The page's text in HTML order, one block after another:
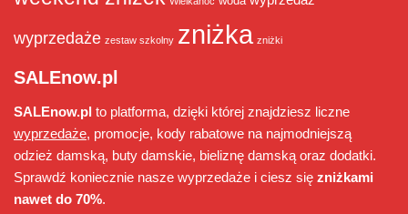
wyprzedaże zestaw szkolny zniżka zniżki
SALEnow.pl
SALEnow.pl to platforma, dzięki której znajdziesz liczne
wyprzedaże, promocje, kody rabatowe na najmodniejszą
odzież damską, buty damskie, bieliznę damską oraz dodatki.
Sprawdź koniecznie nasze wyprzedaże i ciesz się zniżkami
nawet do 70%.